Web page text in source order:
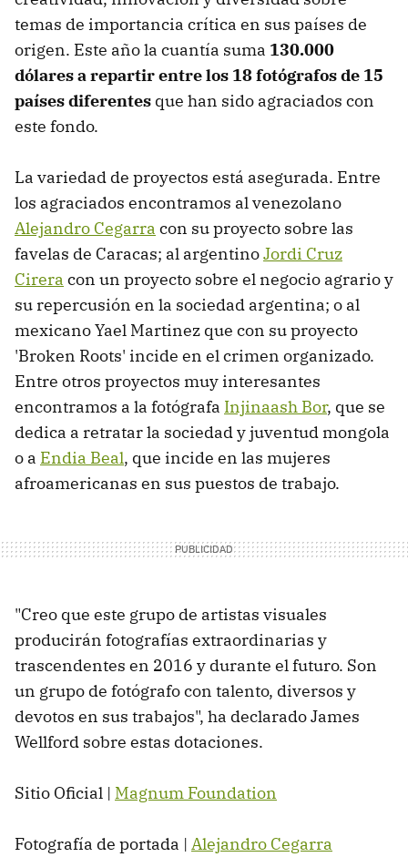
temas de importancia crítica en sus países de
origen. Este año la cuantía suma 130.000
dólares a repartir entre los 18 fotógrafos de 15
países diferentes que han sido agraciados con
este fondo.
La variedad de proyectos está asegurada. Entre
los agraciados encontramos al venezolano
Alejandro Cegarra con su proyecto sobre las
favelas de Caracas; al argentinoJordi Cruz
Cirera con un proyecto sobre el negocio agrario y
su repercusión en la sociedad argentina; o al
mexicano Yael Martinez que con su proyecto
'Broken Roots' incide en el crimen organizado.
Entre otros proyectos muy interesantes
encontramos a la fotógrafa Injinaash Bor, que se
dedica a retratar la sociedad y juventud mongola
o a Endia Beal, que incide en las mujeres
afroamericanas en sus puestos de trabajo.
"Creo que este grupo de artistas visuales
producirán fotografías extraordinarias y
trascendentes en 2016 y durante el futuro. Son
un grupo de fotógrafo con talento, diversos y
devotos en sus trabajos", ha declarado James
Wellford sobre estas dotaciones.
Sitio Oficial | Magnum Foundation
Fotografía de portada | Alejandro Cegarra